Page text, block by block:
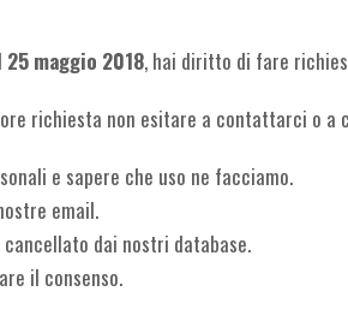
25 maggio 2018, hai diritto di fare
richiesta non esitare a contattarci o a
e sapere che uso ne facciamo.
email.
dai nostri database.
il consenso.